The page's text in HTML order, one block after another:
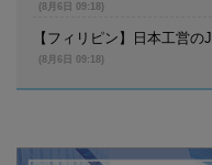
(8月6日 09:18)
【フィリピン】日本工営
(8月6日 09:18)